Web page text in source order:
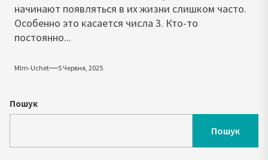
начинают появляться в их жизни слишком часто.
Особенно это касается числа 3. Кто-то
постоянно...
Mlm-Uchet 5 Червня, 2025
Пошук
Пошук